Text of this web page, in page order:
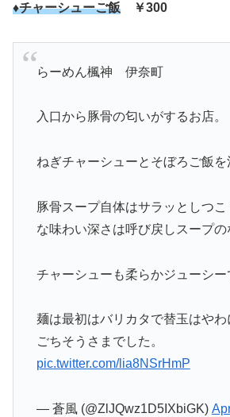
♦チャーシューご飯 ￥300
らーめん楓神 伊奈町
入口から豚骨の匂いがするお店。
ねぎチャーシューとそぼろご飯を
豚骨スープ自体はサラッとしつ
な味わい深さは呼び戻しスープの
チャーシューも柔らかジューシー
麺は最初はバリカタで替玉はやわ
ごちそうさまでした。
pic.twitter.com/lia8NSrHmP
— 蒼風 (@ZlJQwz1D5IXbiGK)